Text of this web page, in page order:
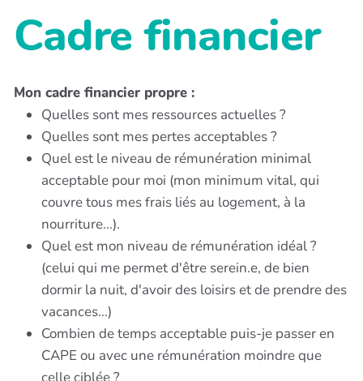
Cadre financier
Mon cadre financier propre :
Quelles sont mes ressources actuelles ?
Quelles sont mes pertes acceptables ?
Quel est le niveau de rémunération minimal
acceptable pour moi (mon minimum vital, qui
couvre tous mes frais liés au logement, à la
nourriture...).
Quel est mon niveau de rémunération idéal ?
(celui qui me permet d'être serein.e, de bien
dormir la nuit, d'avoir des loisirs et de prendre des
vacances...)
Combien de temps acceptable puis-je passer en
CAPE ou avec une rémunération moindre que